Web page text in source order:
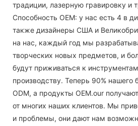
традиции, лазерную гравировку и
Способность OEM: у нас есть 4 в
также дизайнеры США и
на нас, каждый год мы
творческих новых предметов, и
будут приживаться к
производству. Теперь 90% нашего
ODM, а продукты OEM.our
от многих наших клиентов. Мы
и проблемы, они дают нам